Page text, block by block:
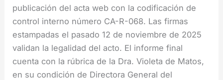
publicación del acta web con la codificación de
control interno número CA-R-068. Las firmas
estampadas el pasado 12 de noviembre de 2025
validan la legalidad del acto. El informe final
cuenta con la rúbrica de la Dra. Violeta de Matos,
en su condición de Directora General del